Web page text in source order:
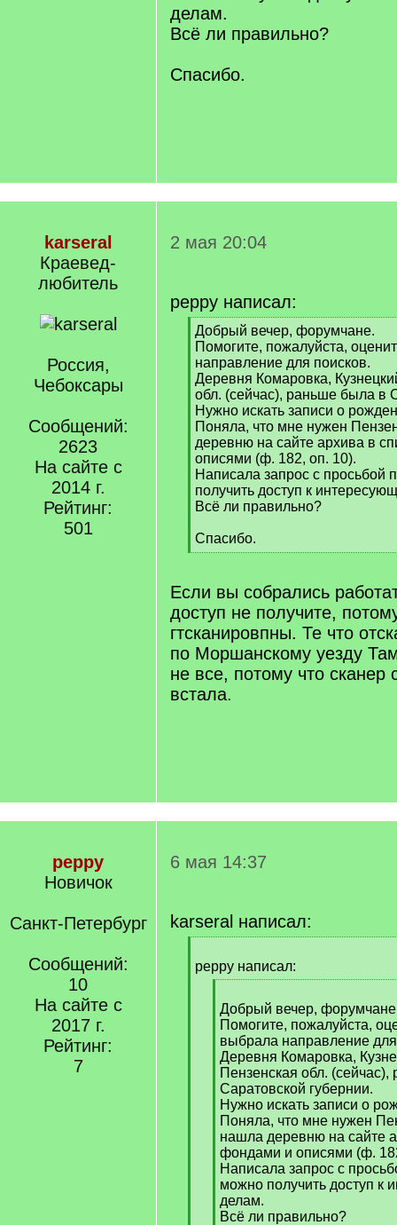
делам.
Всё ли правильно?
Спасибо.
karseral
Краевед-
любитель
Россия,
Чебоксары
Сообщений:
2623
На сайте с
2014 г.
Рейтинг:
501
2 мая 20:04
peppy написал:
[
q
]
Добрый вечер, форумчане.
Помогите, пожалуйста,
направление для поисков.
Деревня Комаровка,
обл. (сейчас), раньше была в
Нужно искать записи о
Поняла, что мне нужен
деревню на сайте архива в
описями (ф. 182, оп. 10).
Написала запрос с просьбой
получить доступ к
Всё ли правильно?
Спасибо.
[
q
]
Если вы собрались
доступ не получите,
гтсканировпны. Те что
по Моршанскому уезду
не все, потому что сканер
встала.
peppy
Новичок
Санкт-Петербург
Сообщений:
10
На сайте с
2017 г.
Рейтинг:
7
6 мая 14:37
karseral написал:
q
peppy написал:
q
]
Добрый вечер,
Помогите, пожалуйста,
выбрала направление
Деревня Комаровка,
Пензенская обл.
Саратовской губернии.
Нужно искать записи о
Поняла, что мне нужен
нашла деревню на сайте
фондами и описями (ф.
Написала запрос с
можно получить доступ к
делам.
Всё ли правильно?